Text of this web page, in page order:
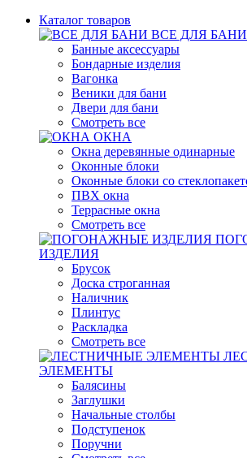
Каталог товаров
ВСЕ ДЛЯ БАНИ
Банные аксессуары
Бондарные изделия
Вагонка
Веники для бани
Двери для бани
Смотреть все
ОКНА
Окна деревянные одинарные
Оконные блоки
Оконные блоки со
ПВХ окна
Террасные окна
Смотреть все
ИЗДЕЛИЯ
Брусок
Доска строганная
Наличник
Плинтус
Раскладка
Смотреть все
ЭЛЕМЕНТЫ
Балясины
Заглушки
Начальные столбы
Подступенок
Поручни